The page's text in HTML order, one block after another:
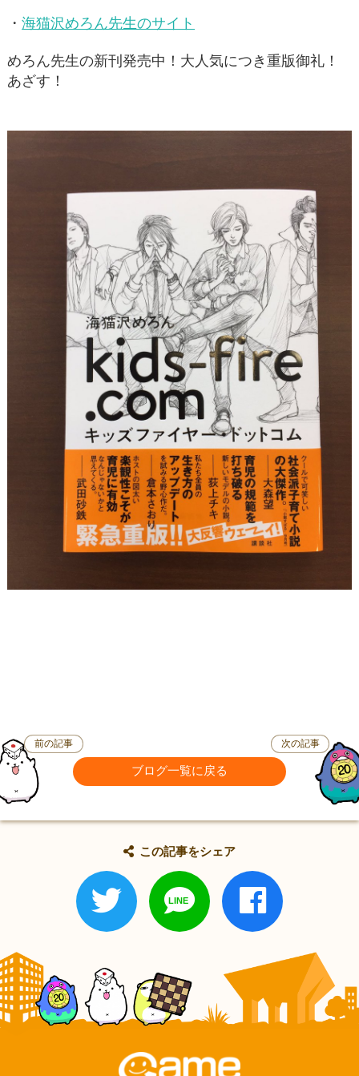
・海猫沢めろん先生のサイト
めろん先生の新刊発売中！大人気につき重版御礼！
あざす！
前の記事
ブログ一覧に戻る
次の記事
この記事をシェア